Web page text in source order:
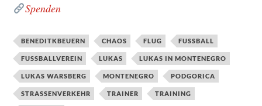
Spenden
BENEDITKBEUERN CHAOS FLUG FUSSBALL
FUSSBALLVEREIN LUKAS LUKAS IN MONTENEGRO
LUKAS WARSBERG MONTENEGRO PODGORICA
STRASSENVERKEHR TRAINER TRAINING